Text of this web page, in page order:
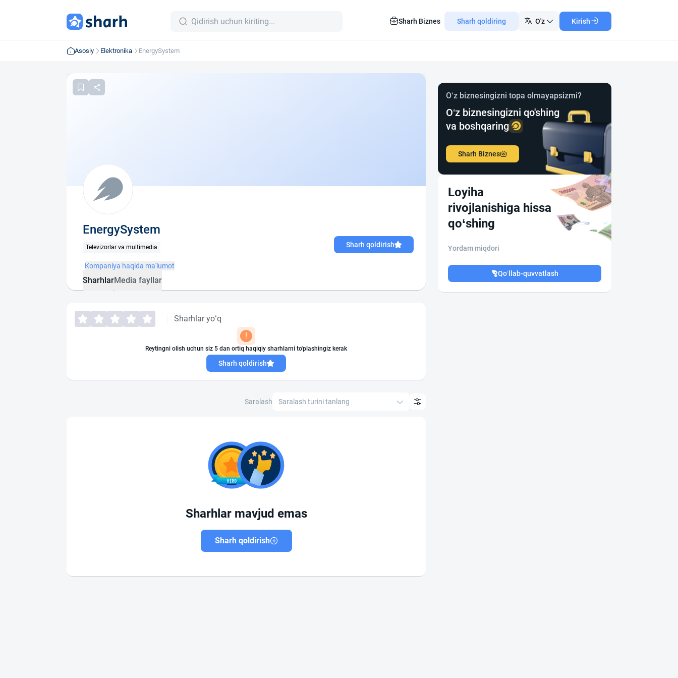
Sharh Biznes Sharh qoldiring O'z Kirish
Asosiy Elektronika EnergySystem
EnergySystem
Televizorlar va multimedia Sharh qoldirish
Kompaniya haqida ma'lumot
SharhlarMedia fayllar
Sharhlar yo‘q
!
Reytingni olish uchun siz 5 dan ortiq haqiqiy sharhlarni to'plashingiz kerak
Sharh qoldirish
Saralash Saralash turini tanlang
Sharhlar mavjud emas
Sharh qoldirish
O‘z biznesingizni topa olmayapsizmi?
O‘z biznesingizni qo'shing
va boshqaring
Sharh Biznes
Loyiha
rivojlanishiga hissa
qo‘shing
Yordam miqdori
Qo‘llab-quvvatlash